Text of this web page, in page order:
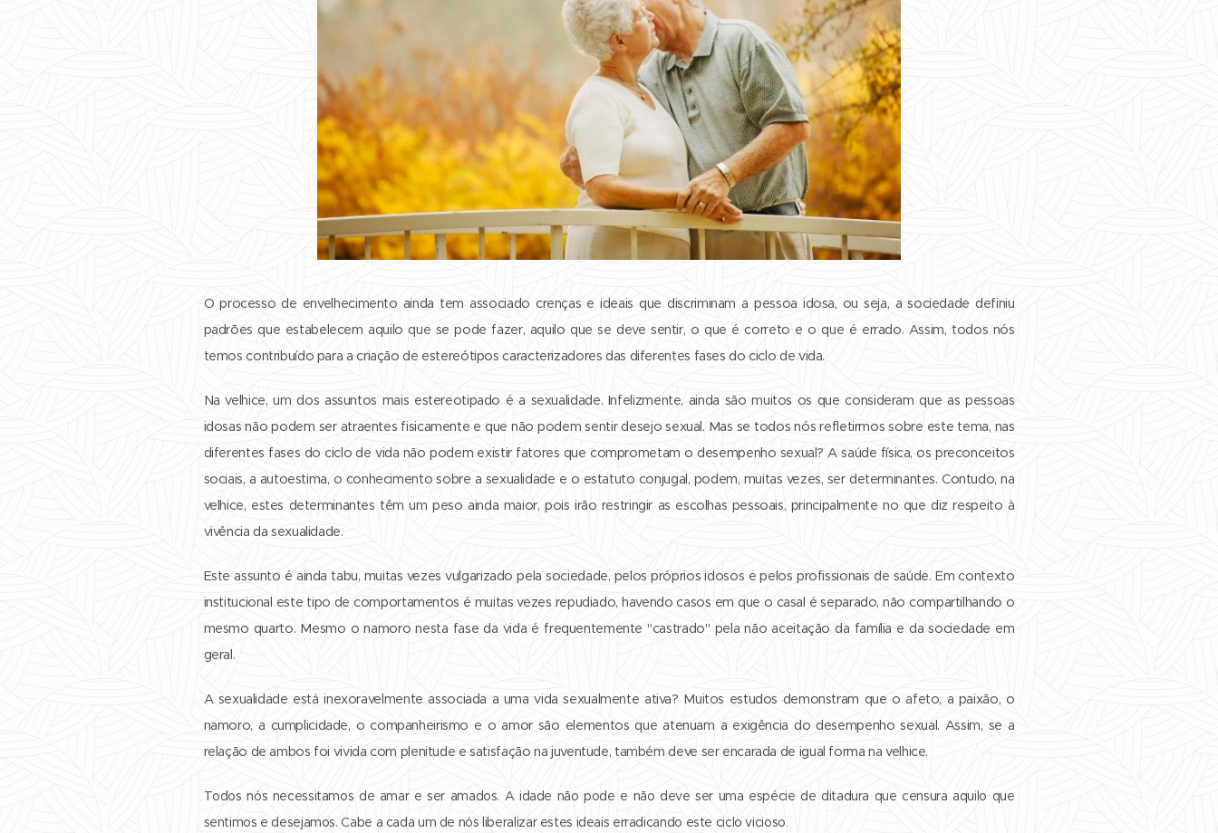
O processo de envelhecimento ainda tem associado crenças e ideais que discriminam a pessoa idosa, ou seja, a sociedade definiu
padrões que estabelecem aquilo que se pode fazer, aquilo que se deve sentir, o que é correto e o que é errado. Assim, todos nós
temos contribuído para a criação de estereótipos caracterizadores das diferentes fases do ciclo de vida.
Na velhice, um dos assuntos mais estereotipado é a sexualidade. Infelizmente, ainda são muitos os que consideram que as pessoas
idosas não podem ser atraentes fisicamente e que não podem sentir desejo sexual. Mas se todos nós refletirmos sobre este tema, nas
diferentes fases do ciclo de vida não podem existir fatores que comprometam o desempenho sexual? A saúde física, os preconceitos
sociais, a autoestima, o conhecimento sobre a sexualidade e o estatuto conjugal, podem, muitas vezes, ser determinantes. Contudo, na
velhice, estes determinantes têm um peso ainda maior, pois irão restringir as escolhas pessoais, principalmente no que diz respeito à
vivência da sexualidade.
Este assunto é ainda tabu, muitas vezes vulgarizado pela sociedade, pelos próprios idosos e pelos profissionais de saúde. Em contexto
institucional este tipo de comportamentos é muitas vezes repudiado, havendo casos em que o casal é separado, não compartilhando o
mesmo quarto. Mesmo o namoro nesta fase da vida é frequentemente "castrado" pela não aceitação da família e da sociedade em
geral.
A sexualidade está inexoravelmente associada a uma vida sexualmente ativa? Muitos estudos demonstram que o afeto, a paixão, o
namoro, a cumplicidade, o companheirismo e o amor são elementos que atenuam a exigência do desempenho sexual. Assim, se a
relação de ambos foi vivida com plenitude e satisfação na juventude, também deve ser encarada de igual forma na velhice.
Todos nós necessitamos de amar e ser amados. A idade não pode e não deve ser uma espécie de ditadura que censura aquilo que
sentimos e desejamos. Cabe a cada um de nós liberalizar estes ideais erradicando este ciclo vicioso.